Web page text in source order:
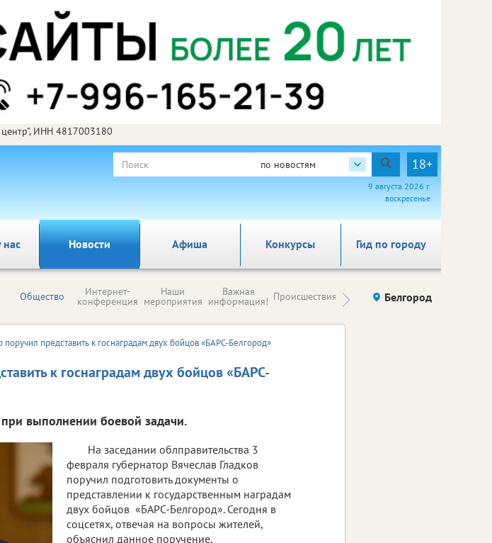
ИНН 4817003180
по новостям 18+
9 августа 2026 г.
воскресенье
нас Новости Афиша Гид по городу
Конкурсы
Общество Интернет-
конференция
Наши
мероприятия
Важная
информация! Происшествия Здоровье компаний (на
правах
Белгород
поручил представить к госнаградам двух бойцов «БАРС-Белгород»
к госнаградам двух бойцов «БАРС-
выполнении боевой задачи.
На заседании облправительства 3
февраля губернатор Вячеслав Гладков
поручил подготовить документы о
представлении к государственным наградам
двух бойцов «БАРС-Белгород». Сегодня в
соцсетях, отвечая на вопросы жителей,
объяснил данное поручение.